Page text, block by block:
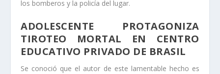
los bomberos y la policía del lugar.
ADOLESCENTE PROTAGONIZA
TIROTEO MORTAL EN CENTRO
EDUCATIVO PRIVADO DE BRASIL
Se conoció que el autor de este lamentable hecho es